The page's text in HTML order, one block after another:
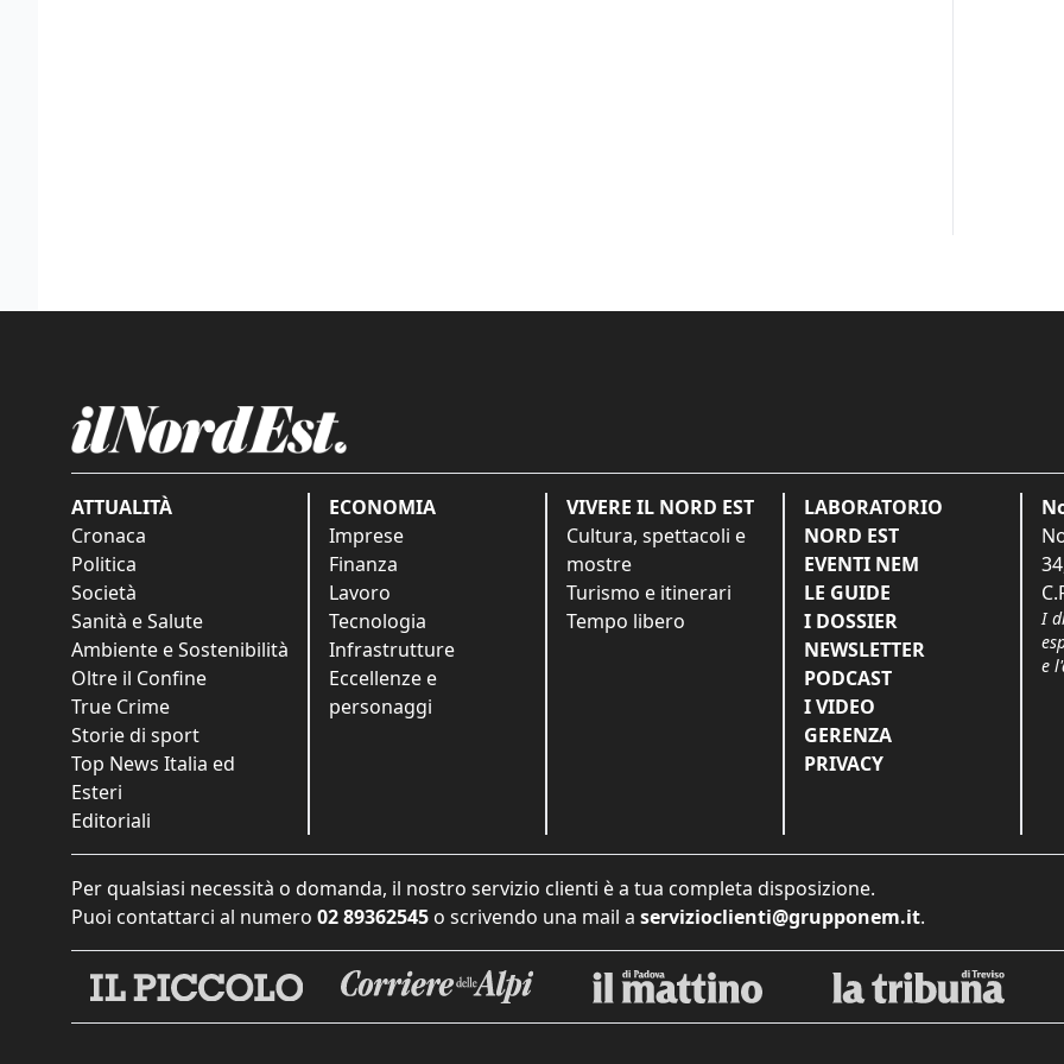
ATTUALITÀ
Cronaca
Politica
Società
Sanità e Salute
Ambiente e Sostenibilità
Oltre il Confine
True Crime
Storie di sport
Top News Italia ed
Esteri
Editoriali
ECONOMIA
Imprese
Finanza
Lavoro
Tecnologia
Infrastrutture
Eccellenze e
personaggi
VIVERE IL NORD EST
Cultura, spettacoli e
mostre
Turismo e itinerari
Tempo libero
LABORATORIO
NORD EST
EVENTI NEM
LE GUIDE
I DOSSIER
NEWSLETTER
PODCAST
I VIDEO
GERENZA
PRIVACY
I
e
Per qualsiasi necessità o domanda, il nostro servizio clienti è a tua completa disposizione.
Puoi contattarci al numero 02 89362545 o scrivendo una mail a servizioclienti@grupponem.it.